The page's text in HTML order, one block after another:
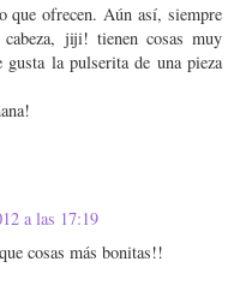
que ofrecen. Aún así, siempre
jiji! tienen cosas muy
la pulserita de una pieza
a las 17:19
cosas más bonitas!!